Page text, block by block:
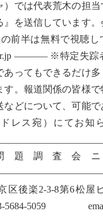
では代表荒木の担当
』を送信しています
前半は無料で視聴し
———– ※特定失踪
あってもできるだけ多
す。報道関係の皆様
などについて、可能
レス宛）にてお知
題調査会
区後楽2-3-8第6松屋
5684-